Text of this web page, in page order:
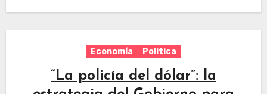
Economía Politica
“La policía del dólar”: la